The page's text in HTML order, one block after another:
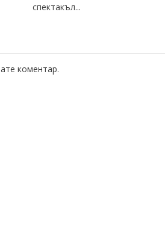
спектакъл...
коментар.